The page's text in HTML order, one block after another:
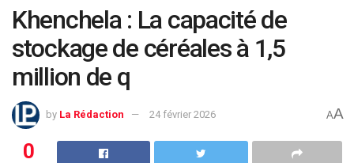
Khenchela : La capacité de
stockage de céréales à 1,5
million de q
by La Rédaction 24 février 2026 AA
0